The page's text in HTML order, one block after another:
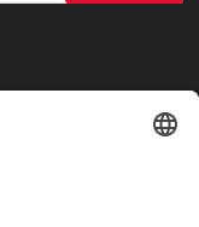
in allen